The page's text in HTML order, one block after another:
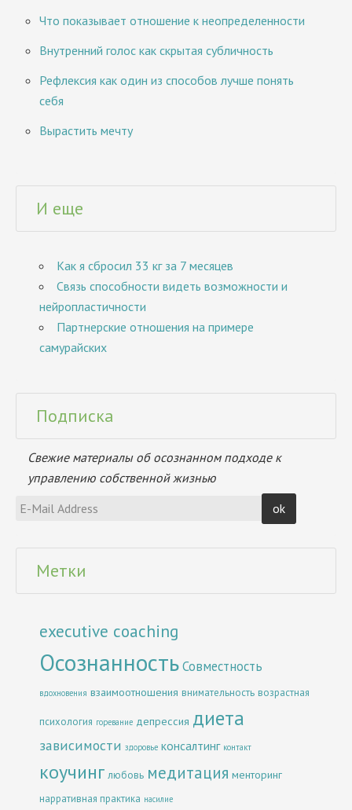
Что показывает отношение к неопределенности
Внутренний голос как скрытая субличность
Рефлексия как один из способов лучше понять
себя
Вырастить мечту
И еще
Как я сбросил 33 кг за 7 месяцев
Связь способности видеть возможности и
нейропластичности
Партнерские отношения на примере
самурайских
Подписка
Свежие материалы об осознанном подходе к
управлению собственной жизнью
Метки
executive coaching
ОсознанностьСовместность
вдохновения взаимоотношения внимательность возрастная
психология горевание депрессия диета
зависимости здоровье консалтинг контакт
коучинг любовь медитация менторинг
нарративная практика насилие